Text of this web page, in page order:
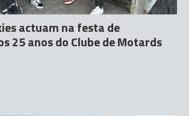
actuam na festa de
25 anos do Clube de Motards